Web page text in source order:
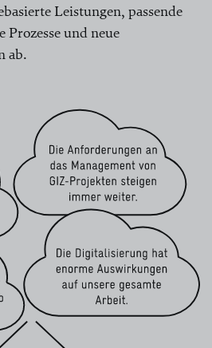
Leistungen, passende
und neue
ab.